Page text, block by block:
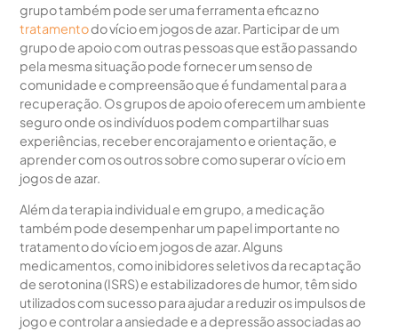
grupo também pode ser uma ferramenta eficaz no
tratamentodo vício em jogos de azar. Participar de um
grupo de apoio com outras pessoas que estão passando
pela mesma situação pode fornecer um senso de
comunidade e compreensão que é fundamental para a
recuperação. Os grupos de apoio oferecem um ambiente
seguro onde os indivíduos podem compartilhar suas
experiências, receber encorajamento e orientação, e
aprender com os outros sobre como superar o vício em
jogos de azar.
Além da terapia individual e em grupo, a medicação
também pode desempenhar um papel importante no
tratamento do vício em jogos de azar. Alguns
medicamentos, como inibidores seletivos da recaptação
de serotonina (ISRS) e estabilizadores de humor, têm sido
utilizados com sucesso para ajudar a reduzir os impulsos de
jogo e controlar a ansiedade e a depressão associadas ao